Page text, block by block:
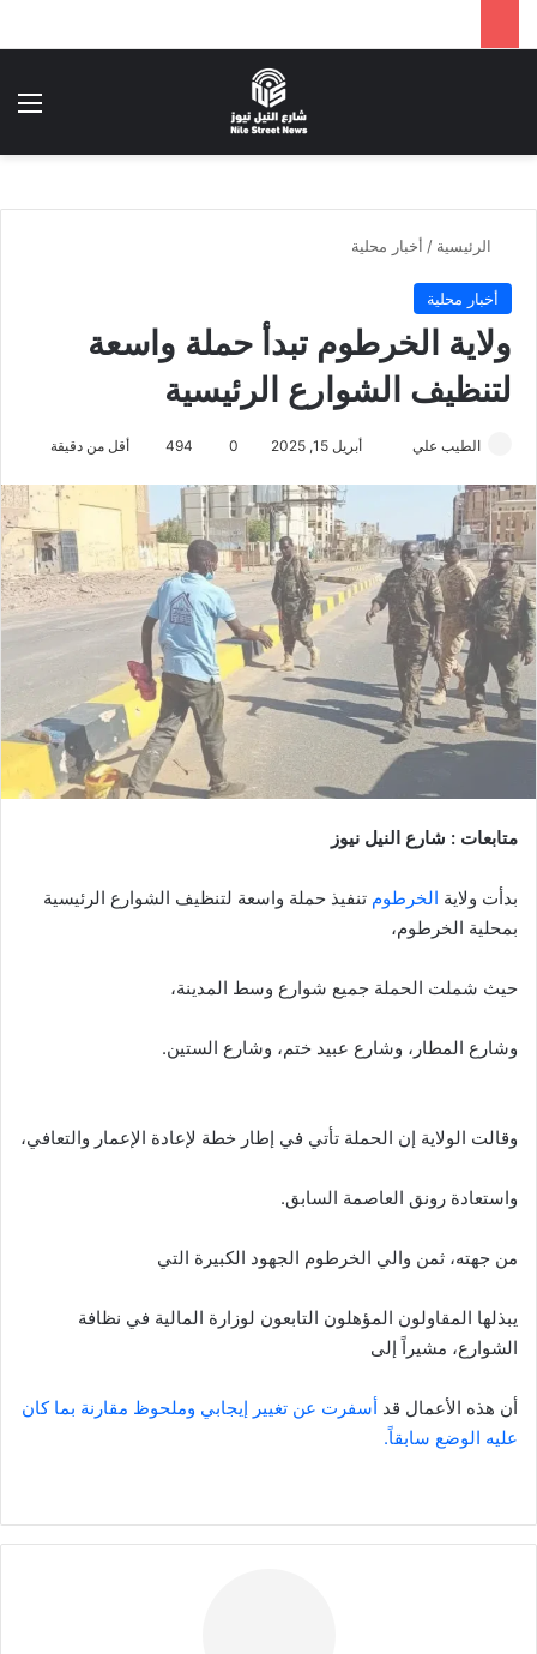
الرئيسية / أخبار محلية
أخبار محلية
ولاية الخرطوم تبدأ حملة واسعة
لتنظيف الشوارع الرئيسية
الطيب علي
إلكترونيا
أبريل 15, 2025 0
494 أقل من دقيقة
متابعات : شارع النيل نيوز
بدأت ولاية الخرطوم تنفيذ حملة واسعة لتنظيف الشوارع الرئيسية
بمحلية الخرطوم،
حيث شملت الحملة جميع شوارع وسط المدينة،
وشارع المطار، وشارع عبيد ختم، وشارع الستين.
وقالت الولاية إن الحملة تأتي في إطار خطة لإعادة الإعمار والتعافي،
واستعادة رونق العاصمة السابق.
من جهته، ثمن والي الخرطوم الجهود الكبيرة التي
يبذلها المقاولون المؤهلون التابعون لوزارة المالية في نظافة
الشوارع، مشيراً إلى
أن هذه الأعمال قد أسفرت عن تغيير إيجابي وملحوظ مقارنة بما كان
عليه الوضع سابقاً.